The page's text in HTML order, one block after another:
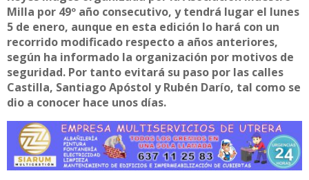
Milla por 49º año consecutivo, y tendrá lugar el lunes
5 de enero, aunque en esta edición lo hará con un
recorrido modificado respecto a años anteriores,
según ha informado la organización por motivos de
seguridad. Por tanto evitará su paso por las calles
Castilla, Santiago Apóstol y Rubén Darío, tal como se
dio a conocer hace unos días.